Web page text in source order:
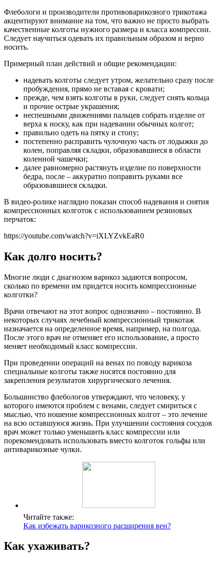
Флебологи и производители противоварикозного трикотажа
акцентируют внимание на том, что важно не просто выбрать
качественные колготы нужного размера и класса компрессии.
Следует научиться одевать их правильным образом и верно
носить.
Примерный план действий и общие рекомендации:
надевать колготы следует утром, желательно сразу после
пробуждения, прямо не вставая с кровати;
прежде, чем взять колготы в руки, следует снять кольца
и прочие острые украшения;
неспешными движениями пальцев собрать изделие от
верха к носку, как при надевании обычных колгот;
правильно одеть на пятку и стопу;
постепенно расправить чулочную часть от лодыжки до
колен, поправляя складки, образовавшиеся в области
коленной чашечки;
далее равномерно растянуть изделие по поверхности
бедра, после – аккуратно поправить руками все
образовавшиеся складки.
В видео-ролике наглядно показан способ надевания и снятия
компрессионных колготок с использованием резиновых
перчаток:
https://youtube.com/watch?v=iXLYZvkEaR0
Как долго носить?
Многие люди с диагнозом варикоз задаются вопросом,
сколько по времени им придется носить компрессионные
колготки?
Врачи отвечают на этот вопрос однозначно – постоянно. В
некоторых случаях лечебный компрессионный трикотаж
назначается на определенное время, например, на полгода.
После этого врач не отменяет его использование, а просто
меняет необходимый класс компрессии.
При проведении операций на венах по поводу варикоза
специальные колготы также носятся постоянно для
закрепления результатов хирургического лечения.
Большинство флебологов утверждают, что человеку, у
которого имеются проблем с венами, следует смириться с
мыслью, что ношение компрессионных колгот – это лечение
на всю оставшуюся жизнь. При улучшении состояния сосудов
врач может только уменьшить класс компрессии или
порекомендовать использовать вместо колготок гольфы или
антиварикозные чулки.
Читайте также:
Как избежать варикозного расширения вен?
Как ухаживать?